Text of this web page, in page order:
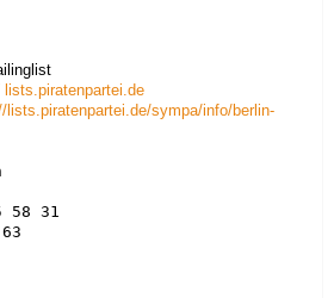
lists.piratenpartei.de
lists.piratenpartei.de/sympa/info/berlin-
58 31